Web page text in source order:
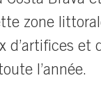
zone
l’année.